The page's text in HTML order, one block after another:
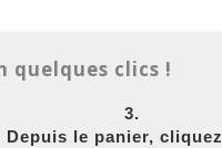
quelques clics !
3.
Depuis le panier,